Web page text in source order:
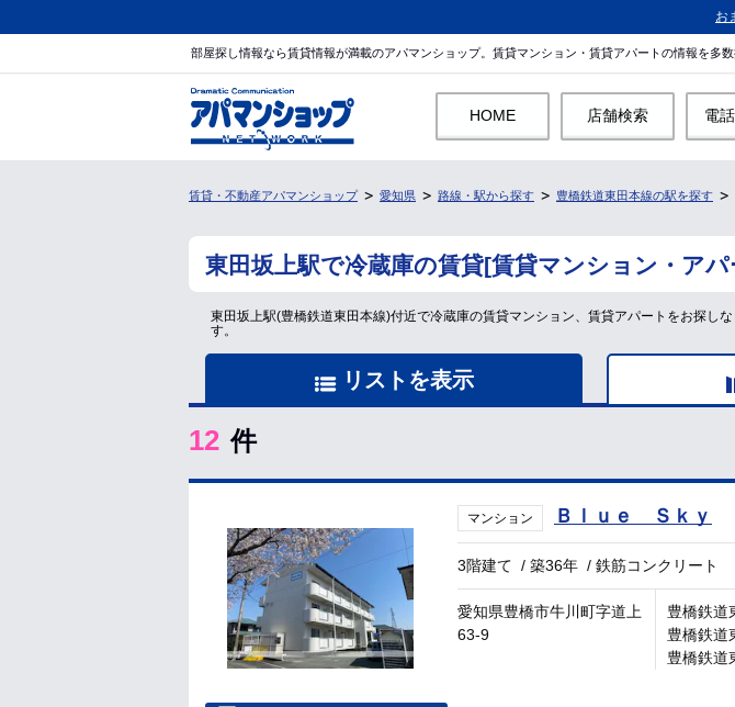
お
部屋探し情報なら賃貸情報が満載のアパマンショップ。賃貸マンション・賃貸アパートの情報を多数
HOME 店舗検索 電
賃貸・不動産アパマンショップ 愛知県 路線・駅から探す 豊橋鉄道東田本線の駅を探す
東田坂上駅で冷蔵庫の賃貸[賃貸マンション・ア
東田坂上駅(豊橋鉄道東田本線)付近で冷蔵庫の賃貸マンション、賃貸アパートをお探し
す。
リストを表示
12 件
マンション Ｂｌｕｅ Ｓｋｙ
3階建て /築36年 /鉄筋コンクリート
愛知県豊橋市牛川町字道上
63-9
豊橋鉄道
豊橋鉄道
豊橋鉄道